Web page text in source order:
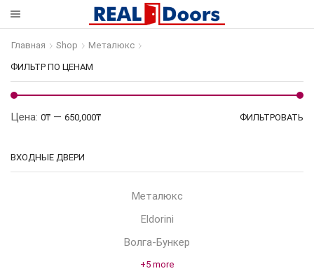
Главная Shop Металюкс
ФИЛЬТР ПО ЦЕНАМ
ФИЛЬТРОВАТЬ
Цена: 0₸ — 650,000₸
ВХОДНЫЕ ДВЕРИ
Металюкс
Eldorini
Волга-Бункер
+5 more